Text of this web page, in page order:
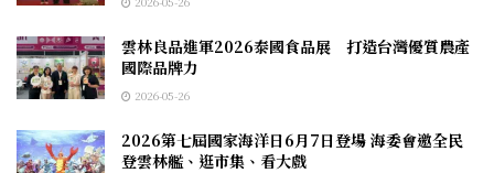
雲林良品進軍2026泰國食品展 打造台灣優質農產
國際品牌力
2026-05-26
2026第七屆國家海洋日6月7日登場 海委會邀全民
登雲林艦、逛市集、看大戲